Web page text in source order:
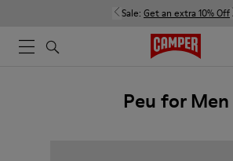
Sale: Get an extra 10% Off
Peu for Men